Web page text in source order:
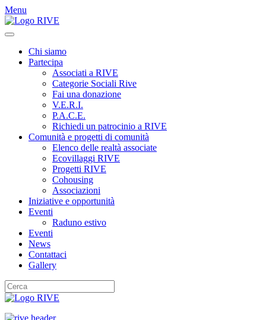
Menu
Chi siamo
Partecipa
Associati a RIVE
Categorie Sociali Rive
Fai una donazione
V.E.R.I.
P.A.C.E.
Richiedi un patrocinio a RIVE
Comunità e progetti di comunità
Elenco delle realtà associate
Ecovillaggi RIVE
Progetti RIVE
Cohousing
Associazioni
Iniziative e opportunità
Eventi
Raduno estivo
Eventi
News
Contattaci
Gallery